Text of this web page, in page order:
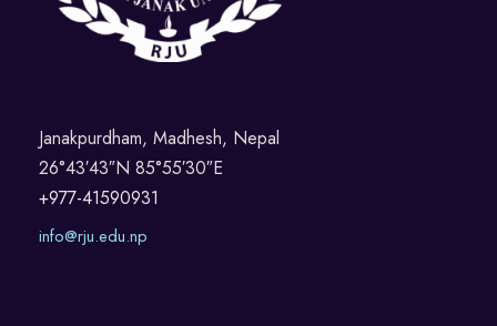
Janakpurdham, Madhesh, Nepal
26°43′43″N 85°55′30″E
+977-41590931
info@rju.edu.np